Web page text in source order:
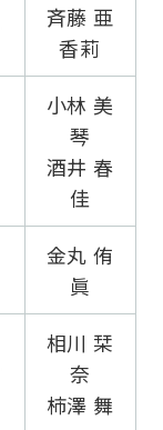
斉藤 亜
香莉
小林 美
琴
酒井 春
佳
金丸 侑
眞
相川 栞
奈
柿澤 舞